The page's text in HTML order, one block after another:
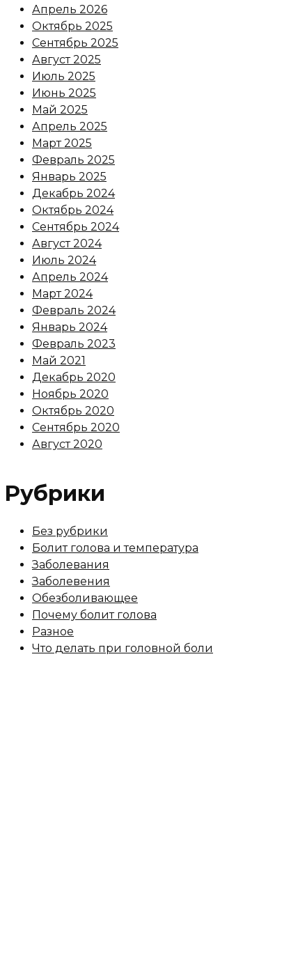
Апрель 2026
Октябрь 2025
Сентябрь 2025
Август 2025
Июль 2025
Июнь 2025
Май 2025
Апрель 2025
Март 2025
Февраль 2025
Январь 2025
Декабрь 2024
Октябрь 2024
Сентябрь 2024
Август 2024
Июль 2024
Апрель 2024
Март 2024
Февраль 2024
Январь 2024
Февраль 2023
Май 2021
Декабрь 2020
Ноябрь 2020
Октябрь 2020
Сентябрь 2020
Август 2020
Рубрики
Без рубрики
Болит голова и температура
Заболевания
Заболевения
Обезболивающее
Почему болит голова
Разное
Что делать при головной боли